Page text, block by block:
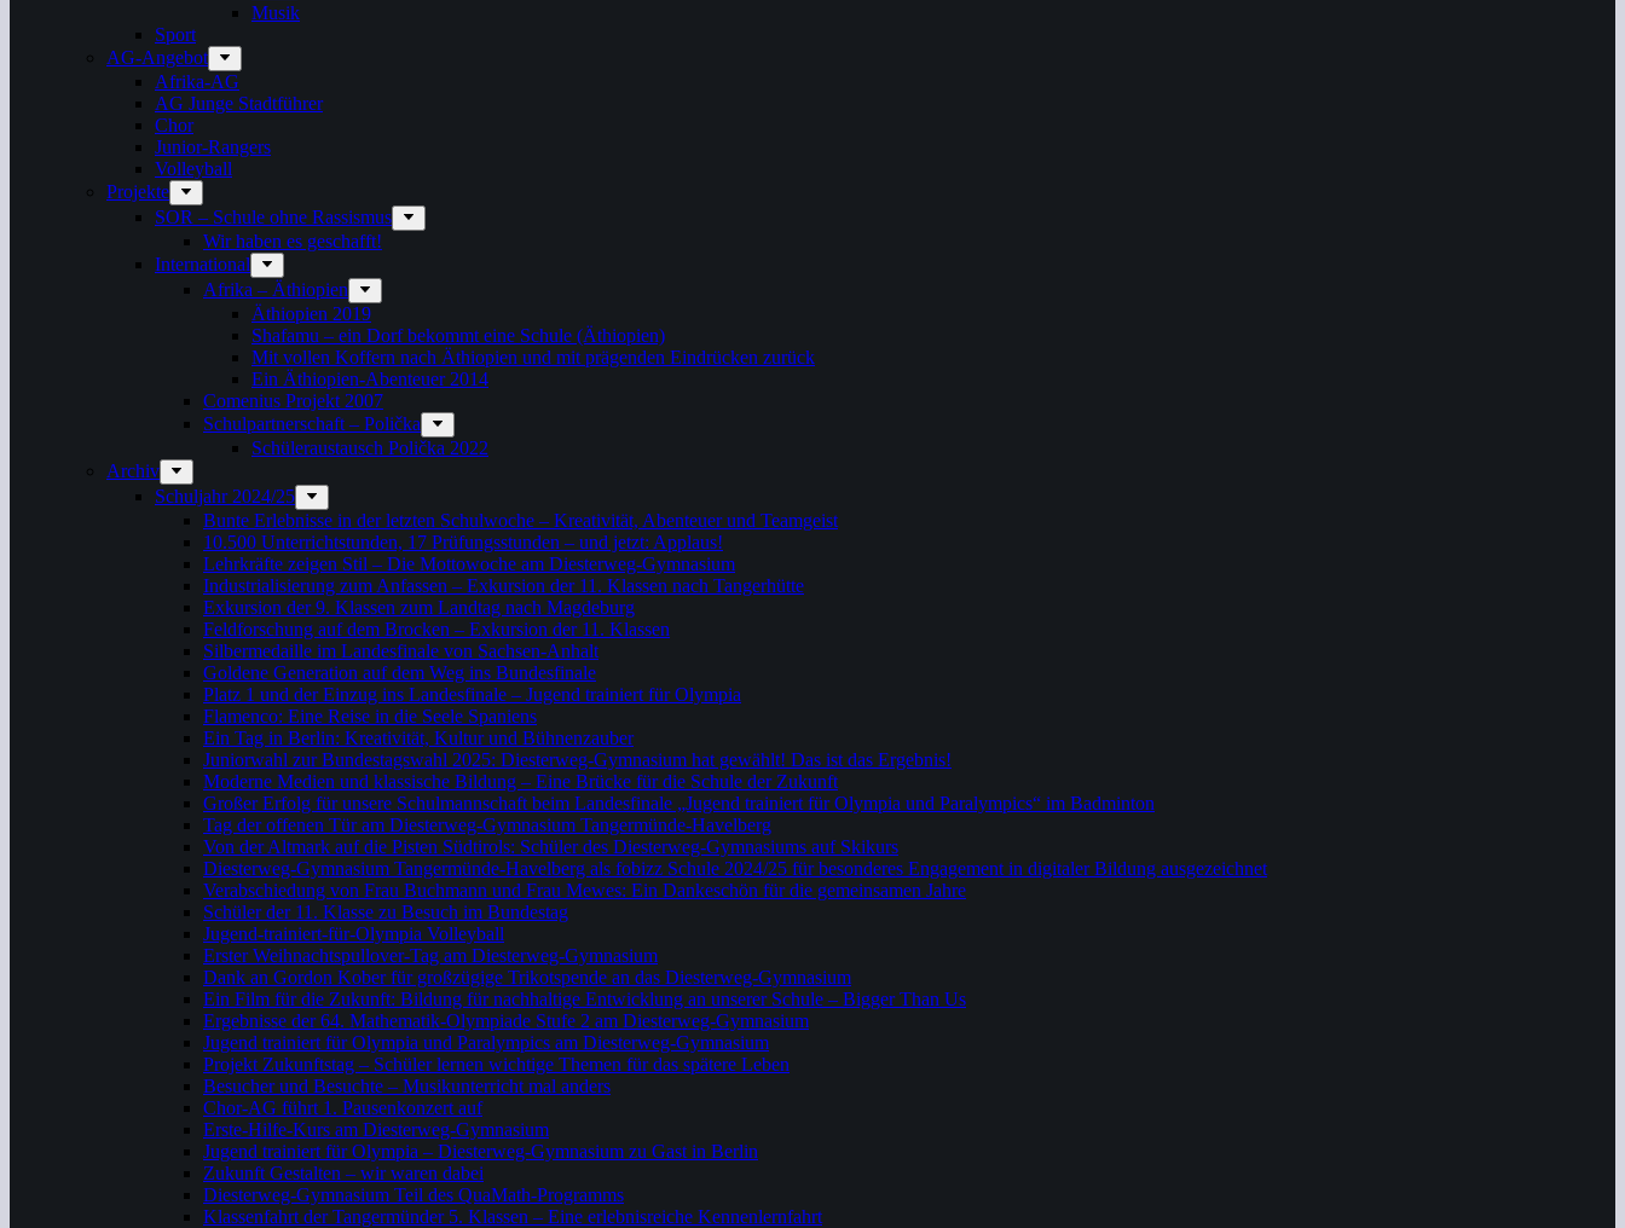
Musik
Sport
AG-Angebot
Afrika-AG
AG Junge Stadtführer
Chor
Junior-Rangers
Volleyball
Projekte
SOR – Schule ohne Rassismus
Wir haben es geschafft!
International
Afrika – Äthiopien
Äthiopien 2019
Shafamu – ein Dorf bekommt eine Schule (Äthiopien)
Mit vollen Koffern nach Äthiopien und mit prägenden Eindrücken zurück
Ein Äthiopien-Abenteuer 2014
Comenius Projekt 2007
Schulpartnerschaft – Polička
Schüleraustausch Polička 2022
Archiv
Schuljahr 2024/25
Bunte Erlebnisse in der letzten Schulwoche – Kreativität, Abenteuer und Teamgeist
10.500 Unterrichtstunden, 17 Prüfungsstunden – und jetzt: Applaus!
Lehrkräfte zeigen Stil – Die Mottowoche am Diesterweg-Gymnasium
Industrialisierung zum Anfassen – Exkursion der 11. Klassen nach Tangerhütte
Exkursion der 9. Klassen zum Landtag nach Magdeburg
Feldforschung auf dem Brocken – Exkursion der 11. Klassen
Silbermedaille im Landesfinale von Sachsen-Anhalt
Goldene Generation auf dem Weg ins Bundesfinale
Platz 1 und der Einzug ins Landesfinale – Jugend trainiert für Olympia
Flamenco: Eine Reise in die Seele Spaniens
Ein Tag in Berlin: Kreativität, Kultur und Bühnenzauber
Juniorwahl zur Bundestagswahl 2025: Diesterweg-Gymnasium hat gewählt! Das ist das Ergebnis!
Moderne Medien und klassische Bildung – Eine Brücke für die Schule der Zukunft
Großer Erfolg für unsere Schulmannschaft beim Landesfinale „Jugend trainiert für Olympia und Paralympics“ im Badminton
Tag der offenen Tür am Diesterweg-Gymnasium Tangermünde-Havelberg
Von der Altmark auf die Pisten Südtirols: Schüler des Diesterweg-Gymnasiums auf Skikurs
Diesterweg-Gymnasium Tangermünde-Havelberg als fobizz Schule 2024/25 für besonderes Engagement in digitaler Bildung ausgezeichnet
Verabschiedung von Frau Buchmann und Frau Mewes: Ein Dankeschön für die gemeinsamen Jahre
Schüler der 11. Klasse zu Besuch im Bundestag
Jugend-trainiert-für-Olympia Volleyball
Erster Weihnachtspullover-Tag am Diesterweg-Gymnasium
Dank an Gordon Kober für großzügige Trikotspende an das Diesterweg-Gymnasium
Ein Film für die Zukunft: Bildung für nachhaltige Entwicklung an unserer Schule – Bigger Than Us
Ergebnisse der 64. Mathematik-Olympiade Stufe 2 am Diesterweg-Gymnasium
Jugend trainiert für Olympia und Paralympics am Diesterweg-Gymnasium
Projekt Zukunftstag – Schüler lernen wichtige Themen für das spätere Leben
Besucher und Besuchte – Musikunterricht mal anders
Chor-AG führt 1. Pausenkonzert auf
Erste-Hilfe-Kurs am Diesterweg-Gymnasium
Jugend trainiert für Olympia – Diesterweg-Gymnasium zu Gast in Berlin
Zukunft Gestalten – wir waren dabei
Diesterweg-Gymnasium Teil des QuaMath-Programms
Klassenfahrt der Tangermünder 5. Klassen – Eine erlebnisreiche Kennenlernfahrt